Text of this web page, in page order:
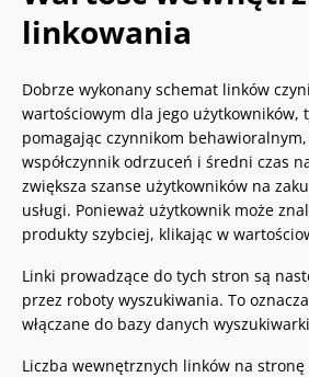
linkowania
Dobrze wykonany schemat linków
wartościowym dla jego użytkowników,
pomagając czynnikom
współczynnik odrzuceń i średni czas
zwiększa szanse użytkowników na
usługi. Ponieważ użytkownik może
produkty szybciej, klikając w
Linki prowadzące do tych stron są
przez roboty wyszukiwania. To
włączane do bazy danych
Liczba wewnętrznych linków na stronę